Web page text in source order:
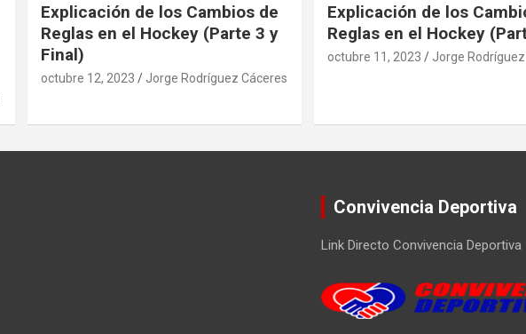
Explicación de los Cambios de
Reglas en el Hockey (Parte 3 y
Final)
octubre 12, 2023 Jorge Rodríguez Cáceres
Explicación de los
Reglas en el Hockey
octubre 11, 2023 Jorge
Convivencia Deportiva
Link Directo Convivencia Deportiva